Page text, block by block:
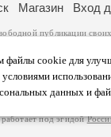
cookie для
условиями
данных и
Магазин Вход
публикации
. Перепечатка
несут самостоятельно
данных. Вы
посетителей,
указано по две
под эгидой